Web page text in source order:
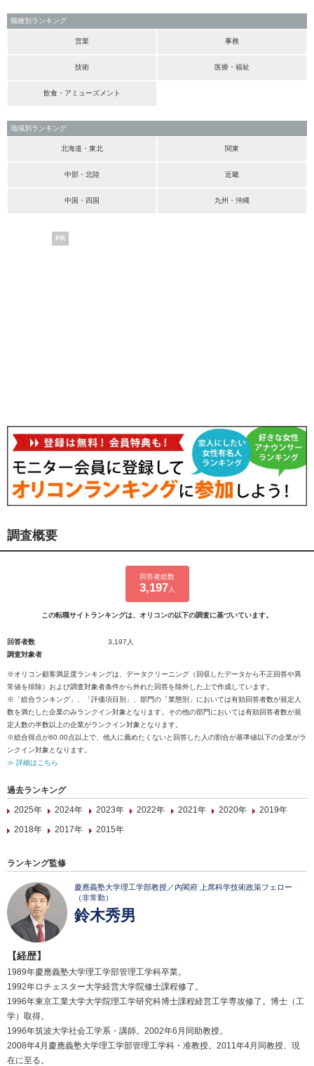
職種別ランキング
営業 事務
技術 医療・福祉
飲食・アミューズメント
地域別ランキング
北海道・東北 関東
中部・北陸 近畿
中国・四国 九州・沖縄
PR
調査概要
回答者総数
3,197 人
この転職サイトランキングは、オリコンの以下の調査に基づいています。
回答者数
3,197人
調査対象者
※オリコン顧客満足度ランキングは、データクリーニング（回収したデータから不正回答や異
常値を排除）および調査対象者条件から外れた回答を除外した上で作成しています。
※「総合ランキング」、「評価項目別」、部門の「業態別」においては有効回答者数が規定人
数を満たした企業のみランクイン対象となります。その他の部門においては有効回答者数が規
定人数の半数以上の企業がランクイン対象となります。
※総合得点が60.00点以上で、他人に薦めたくないと回答した人の割合が基準値以下の企業がラ
ンクイン対象となります。
≫ 詳細はこちら
過去ランキング
2025年
2024年 2023年 2022年 2021年 2020年
2019年
2018年
2017年 2015年
ランキング監修
慶應義塾大学理工学部教授／内閣府 上席科学技術政策フェロー
（非常勤）
鈴木秀男
【経歴】
1989年慶應義塾大学理工学部管理工学科卒業。
1992年ロチェスター大学経営大学院修士課程修了。
1996年東京工業大学大学院理工学研究科博士課程経営工学専攻修了。博士（工
学）取得。
1996年筑波大学社会工学系・講師。2002年6月同助教授。
2008年4月慶應義塾大学理工学部管理工学科・准教授。2011年4月同教授、現
在に至る。